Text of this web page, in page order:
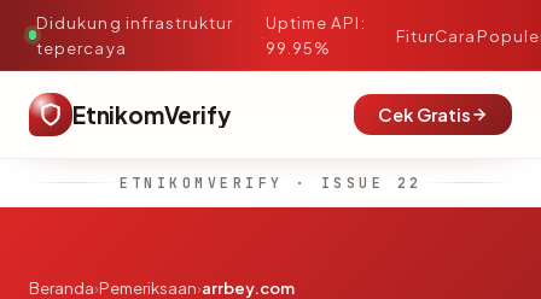
Didukung infrastruktur
tepercaya
·
Uptime API:
99.95%
FiturCara
EtnikomVerify Cek Gratis
ETNIKOMVERIFY · ISSUE 22
Beranda›Pemeriksaan›arrbey.com